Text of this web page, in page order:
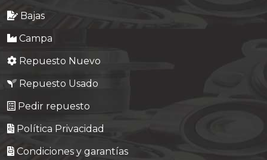
Bajas
Campa
Repuesto Nuevo
Repuesto Usado
Pedir repuesto
Política Privacidad
Condiciones y garantías